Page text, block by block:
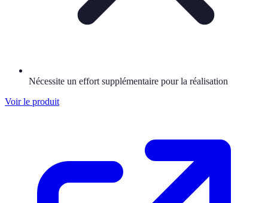
Nécessite un effort supplémentaire pour la réalisation
Voir le produit